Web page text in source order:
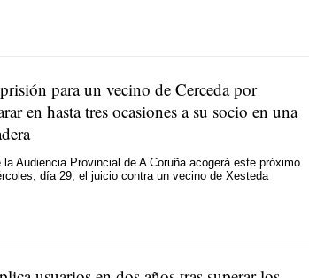
para un vecino de Cerceda por
en hasta tres ocasiones a su socio en una
Audiencia Provincial de A Coruña acogerá este próximo
día 29, el juicio contra un vecino de Xesteda